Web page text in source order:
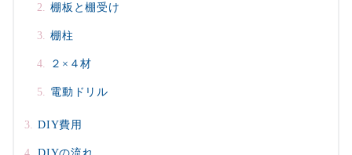
棚板と棚受け
棚柱
２×４材
電動ドリル
DIY費用